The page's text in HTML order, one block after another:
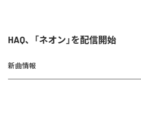
HAQ、「ネオン」を配信開始
新曲情報